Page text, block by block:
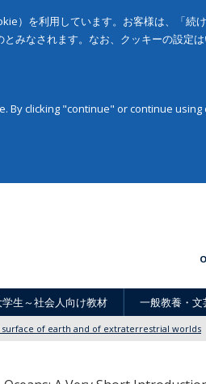
）を利用しています。お客様は、「続
みなされます。なお、クッキーの設定は
clicking "continue" or continue
学生～社会人向け教材 一般教養・文
of earth and of extraterrestrial worlds